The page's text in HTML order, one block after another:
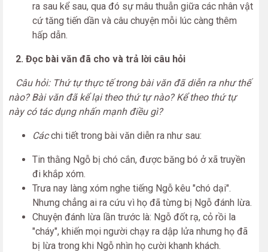
ra sau kể sau, qua đó sự mâu thuẫn giữa các nhân vật
cứ tăng tiến dần và câu chuyện mỗi lúc càng thêm
hấp dẫn.
2. Đọc bài văn đã cho và trả lời câu hỏi
Câu hỏi: Thứ tự thực tế trong bài văn đã diễn ra như thế
nào? Bài văn đã kể lại theo thứ tự nào? Kể theo thứ tự
này có tác dụng nhấn mạnh điều gì?
Cácchi tiết trong bài văn diễn ra như sau:
Tin thằng Ngỗ bị chó cắn, được băng bó ở xã truyền
đi khắp xóm.
Trưa nay làng xóm nghe tiếng Ngỗ kêu "chó dại".
Nhưng chẳng ai ra cứu vì họ đã từng bị Ngỗ đánh lừa.
Chuyện đánh lừa lần trước là: Ngỗ đốt rạ, cỏ rồi la
"cháy", khiến mọi người chạy ra dập lửa nhưng họ đã
bị lừa trong khi Ngỗ nhìn họ cười khanh khách.